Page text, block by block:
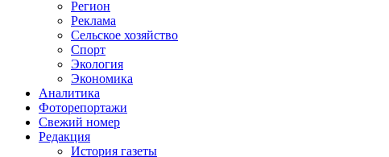
Регион
Реклама
Сельское хозяйство
Спорт
Экология
Экономика
Аналитика
Фоторепортажи
Свежий номер
Редакция
История газеты